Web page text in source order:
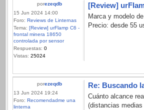
porezeqdb
15 Jun 2024 14:00
Foro: Reviews de Linternas
Tema: [Review] urFlamp C6 -
frontal minera 18650
controlada por sensor
Respuestas: 0
Vistas: 25024
[Review]
Marca y modelo
Precio: desde 55
porezeqdb
13 Jun 2024 19:24
Foro: Recomendadme una
linterna
Re: Buscando
Cuánto alcance
(distancias